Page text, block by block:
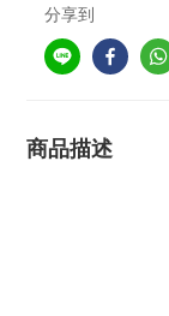
分享到
商品描述